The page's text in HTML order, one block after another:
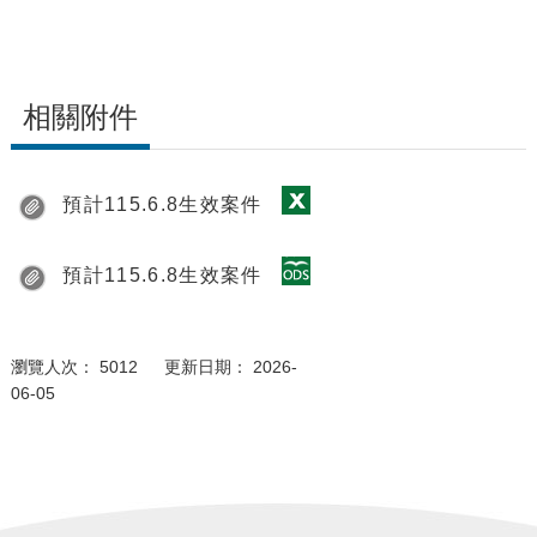
相關附件
預計115.6.8生效案件
預計115.6.8生效案件
瀏覽人次： 5012 更新日期： 2026-
06-05